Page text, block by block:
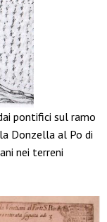
pontifici sul ramo
Donzella al Po di
nei terreni